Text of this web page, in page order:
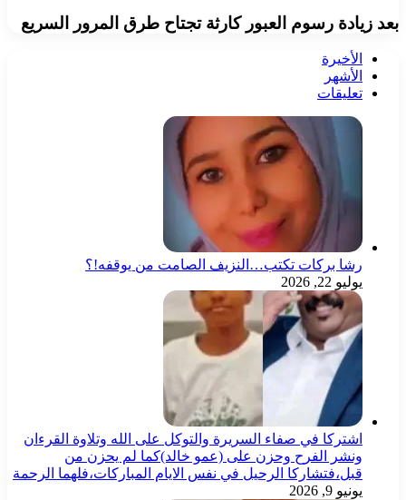
بعد زيادة رسوم العبور كارثة تجتاح طرق المرور السريع
الأخيرة
الأشهر
تعليقات
رشا بركات تكتب…النزيف الصامت من يوقفه!؟
يوليو 22, 2026
اشتركا في صفاء السريرة والتوكل على الله وتلاوة القرءان
ونشر الفرح وحزن على (عمو خالد)كما لم يحزن من
قبل،فتشاركا الرحيل في نفس الايام المباركات،فلهما الرحمة
يونيو 9, 2026